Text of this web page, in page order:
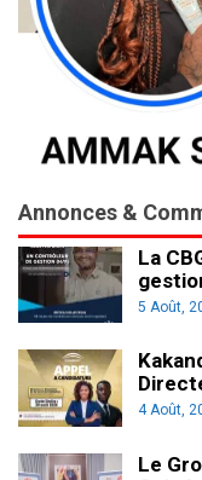
Annonces &
La
5 Août,
4 Août,
Le